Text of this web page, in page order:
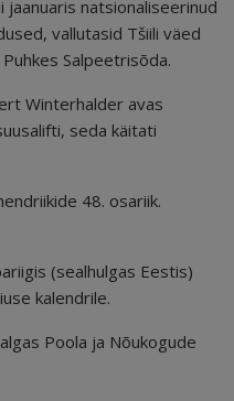
jaanuaris natsionaliseerinud
vallutasid Tšiili väed
Salpeetrisõda.
Winterhalder avas
seda käitati
48. osariik.
(sealhulgas Eestis)
kalendrile.
Poola ja Nõukogude